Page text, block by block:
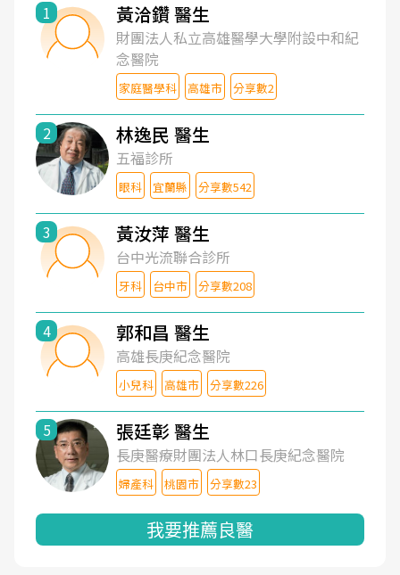
1 黃洽鑽 醫生
財團法人私立高雄醫學大學附設中和紀
念醫院
家庭醫學科 高雄市 分享數2
2 林逸民 醫生
五福診所
眼科 宜蘭縣 分享數542
3 黃汝萍 醫生
台中光流聯合診所
牙科 台中市 分享數208
4 郭和昌 醫生
高雄長庚紀念醫院
小兒科 高雄市 分享數226
5 張廷彰 醫生
長庚醫療財團法人林口長庚紀念醫院
婦產科 桃園市 分享數23
我要推薦良醫